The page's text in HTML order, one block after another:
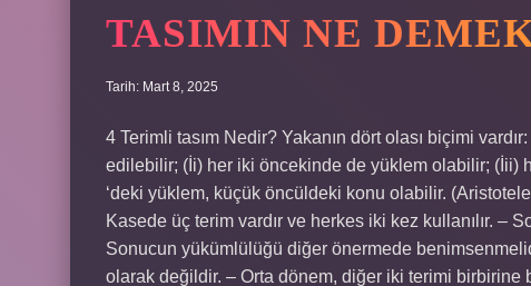
TASIMIN NE
Tarih: Mart 8, 2025
4 Terimli tasım Nedir? Yakanın dört olası biçimi
edilebilir; (İi) her iki öncekinde de yüklem olabilir; (İii)
‘deki yüklem, küçük öncüldeki konu olabilir.
Kasede üç terim vardır ve herkes iki kez kullanılır.
Sonucun yükümlülüğü diğer önermede
olarak değildir. – Orta dönem, diğer iki terimi